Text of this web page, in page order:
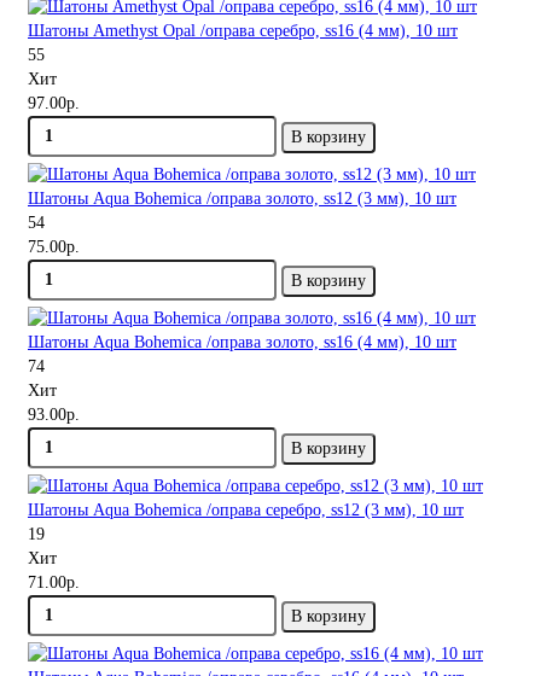
Шатоны Amethyst Opal /оправа серебро, ss16 (4 мм), 10 шт
55
Хит
97.00р.
В корзину
Шатоны Aqua Bohemica /оправа золото, ss12 (3 мм), 10 шт
54
75.00р.
В корзину
Шатоны Aqua Bohemica /оправа золото, ss16 (4 мм), 10 шт
74
Хит
93.00р.
В корзину
Шатоны Aqua Bohemica /оправа серебро, ss12 (3 мм), 10 шт
19
Хит
71.00р.
В корзину